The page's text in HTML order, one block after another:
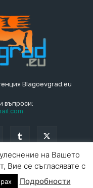
Blagoevgrad.eu
въпроси:
|
на Вашето
Вие се съгласявате с
Подробности